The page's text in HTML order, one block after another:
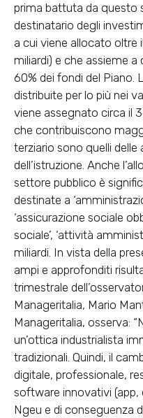
prima battuta da questo
destinatario degli
a cui viene allocato oltre
miliardi) e che assieme
60% dei fondi del Piano.
distribuite per lo più nei
viene assegnato circa il
che contribuiscono
terziario sono quelli
dell’istruzione. Anche
settore pubblico è
destinate a
‘assicurazione sociale
sociale’, ‘attività
miliardi. In vista della
ampi e approfonditi
trimestrale
Manageritalia, Mario
Manageritalia, osserva:
un’ottica industrialista
tradizionali. Quindi, il
digitale, professionale,
software innovativi (app,
Ngeu e di conseguenza